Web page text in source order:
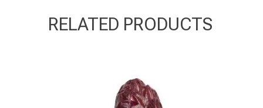
RELATED PRODUCTS